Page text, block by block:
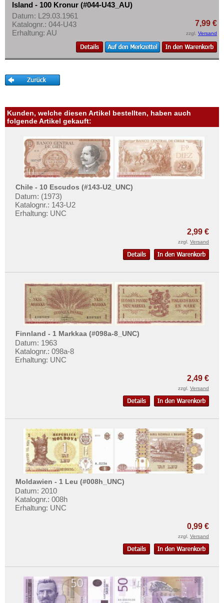
Island - 100 Kronur (#044-U43_AU)
Datum: L29.03.1961
Katalognr.: 044-U43
Erhaltung: AU
7,99 €
zzgl. Versand
Kunden, welche diesen Artikel bestellten, haben auch
folgende Artikel gekauft:
Chile - 10 Escudos (#143-U2_UNC)
Datum: (1973)
Katalognr.: 143-U2
Erhaltung: UNC
2,99 €
zzgl. Versand
Finnland - 1 Markkaa (#098a-8_UNC)
Datum: 1963
Katalognr.: 098a-8
Erhaltung: UNC
2,49 €
zzgl. Versand
Moldawien - 1 Leu (#008h_UNC)
Datum: 2010
Katalognr.: 008h
Erhaltung: UNC
0,99 €
zzgl. Versand